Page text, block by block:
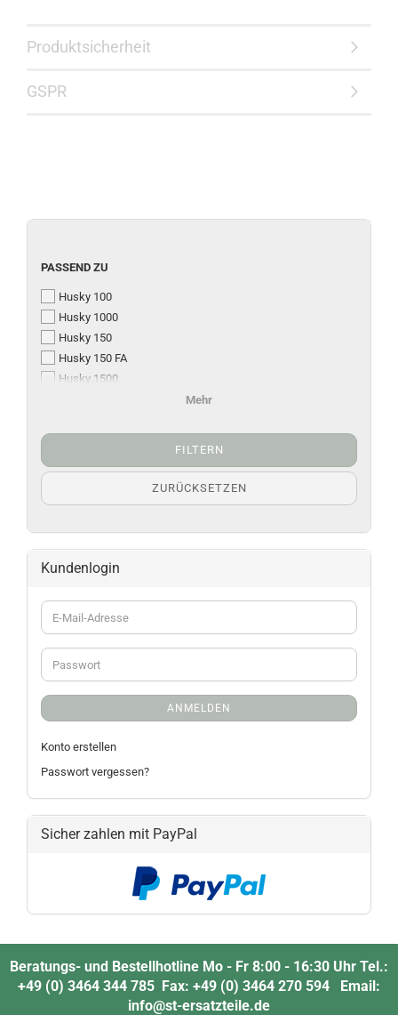
Produktsicherheit
GSPR
PASSEND ZU
Husky 100
Husky 1000
Husky 150
Husky 150 FA
Husky 1500
FILTERN
ZURÜCKSETZEN
Kundenlogin
ANMELDEN
Konto erstellen
Passwort vergessen?
Sicher zahlen mit PayPal
Beratungs- und Bestellhotline Mo - Fr 8:00 - 16:30 Uhr Tel.:
+49 (0) 3464 344 785 Fax: +49 (0) 3464 270 594 Email:
info@st-ersatzteile.de